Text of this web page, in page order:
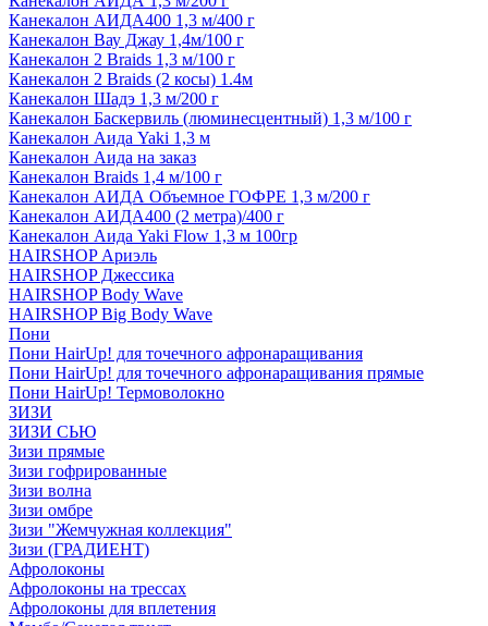
Канекалон АИДА400 1,3 м/400 г
Канекалон Вау Джау 1,4м/100 г
Канекалон 2 Braids 1,3 м/100 г
Канекалон 2 Braids (2 косы) 1.4м
Канекалон Шадэ 1,3 м/200 г
Канекалон Баскервиль (люминесцентный) 1,3 м/100 г
Канекалон Аида Yaki 1,3 м
Канекалон Аида на заказ
Канекалон Braids 1,4 м/100 г
Канекалон АИДА Объемное ГОФРЕ 1,3 м/200 г
Канекалон АИДА400 (2 метра)/400 г
Канекалон Аида Yaki Flow 1,3 м 100гр
HAIRSHOP Ариэль
HAIRSHOP Джессика
HAIRSHOP Body Wave
HAIRSHOP Big Body Wave
Пони
Пони HairUp! для точечного афронаращивания
Пони HairUp! для точечного афронаращивания прямые
Пони HairUp! Термоволокно
ЗИЗИ
ЗИЗИ СЬЮ
Зизи прямые
Зизи гофрированные
Зизи волна
Зизи омбре
Зизи "Жемчужная коллекция"
Зизи (ГРАДИЕНТ)
Афролоконы
Афролоконы на трессах
Афролоконы для вплетения